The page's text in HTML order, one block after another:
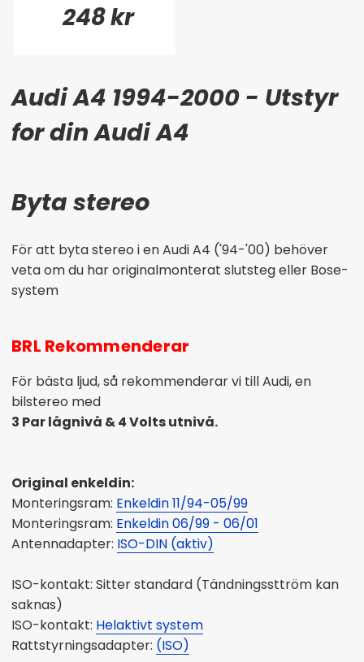
248 kr
Audi A4 1994-2000 - Utstyr
for din Audi A4
Byta stereo
För att byta stereo i en Audi A4 ('94-'00) behöver
veta om du har originalmonterat slutsteg eller Bose-
system
BRL Rekommenderar
För bästa ljud, så rekommenderar vi till Audi, en
bilstereo med
3 Par lågnivå & 4 Volts utnivå.
Original enkeldin:
Monteringsram: Enkeldin 11/94-05/99
Monteringsram: Enkeldin 06/99 - 06/01
Antennadapter: ISO-DIN (aktiv)
ISO-kontakt: Sitter standard (Tändningssttröm kan
saknas)
ISO-kontakt: Helaktivt system
Rattstyrningsadapter: (ISO)